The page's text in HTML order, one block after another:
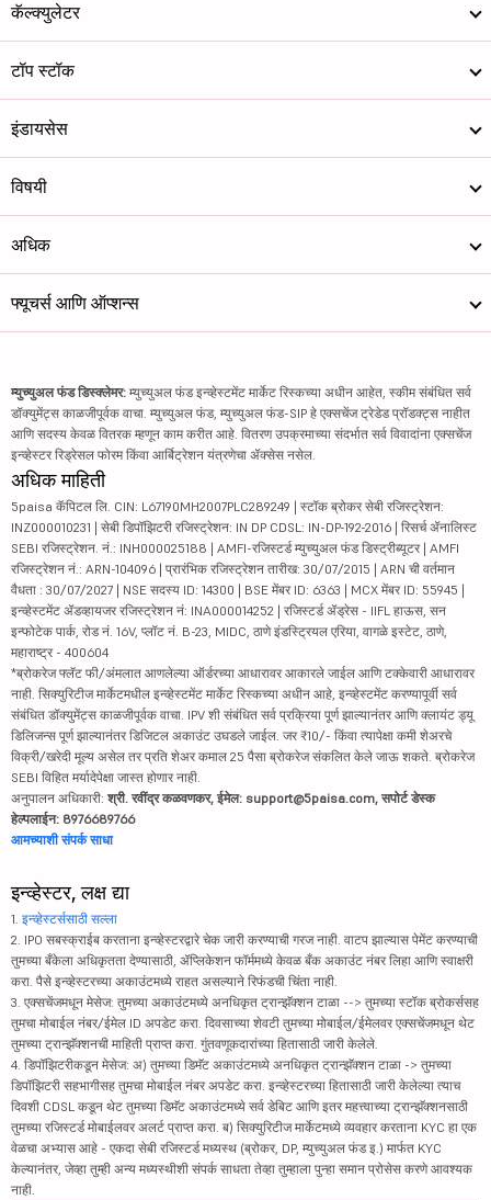
कॅल्क्युलेटर
टॉप स्टॉक
इंडायसेस
विषयी
अधिक
फ्यूचर्स आणि ऑप्शन्स
म्युच्युअल फंड डिस्क्लेमर: म्युच्युअल फंड इन्व्हेस्टमेंट मार्केट रिस्कच्या अधीन आहेत, स्कीम संबंधित सर्व
डॉक्युमेंट्स काळजीपूर्वक वाचा. म्युच्युअल फंड, म्युच्युअल फंड-SIP हे एक्सचेंज ट्रेडेड प्रॉडक्ट्स नाहीत
आणि सदस्य केवळ वितरक म्हणून काम करीत आहे. वितरण उपक्रमाच्या संदर्भात सर्व विवादांना एक्सचेंज
इन्व्हेस्टर रिड्रेसल फोरम किंवा आर्बिट्रेशन यंत्रणेचा ॲक्सेस नसेल.
अधिक माहिती
5paisa कॅपिटल लि. CIN: L67190MH2007PLC289249 | स्टॉक ब्रोकर सेबी रजिस्ट्रेशन:
INZ000010231 | सेबी डिपॉझिटरी रजिस्ट्रेशन: IN DP CDSL: IN-DP-192-2016 | रिसर्च ॲनालिस्ट
SEBI रजिस्ट्रेशन. नं.: INH000025188 | AMFI-रजिस्टर्ड म्युच्युअल फंड डिस्ट्रीब्यूटर | AMFI
रजिस्ट्रेशन नं.: ARN-104096 | प्रारंभिक रजिस्ट्रेशन तारीख: 30/07/2015 | ARN ची वर्तमान
वैधता : 30/07/2027 | NSE सदस्य ID: 14300 | BSE मेंबर ID: 6363 | MCX मेंबर ID: 55945 |
इन्व्हेस्टमेंट ॲडव्हायजर रजिस्ट्रेशन नं: INA000014252 | रजिस्टर्ड ॲड्रेस - IIFL हाऊस, सन
इन्फोटेक पार्क, रोड नं. 16V, प्लॉट नं. B-23, MIDC, ठाणे इंडस्ट्रियल एरिया, वागळे इस्टेट, ठाणे,
महाराष्ट्र - 400604
*ब्रोकरेज फ्लॅट फी/अंमलात आणलेल्या ऑर्डरच्या आधारावर आकारले जाईल आणि टक्केवारी आधारावर
नाही. सिक्युरिटीज मार्केटमधील इन्व्हेस्टमेंट मार्केट रिस्कच्या अधीन आहे, इन्व्हेस्टमेंट करण्यापूर्वी सर्व
संबंधित डॉक्युमेंट्स काळजीपूर्वक वाचा. IPV शी संबंधित सर्व प्रक्रिया पूर्ण झाल्यानंतर आणि क्लायंट ड्यू
डिलिजन्स पूर्ण झाल्यानंतर डिजिटल अकाउंट उघडले जाईल. जर ₹10/- किंवा त्यापेक्षा कमी शेअरचे
विक्री/खरेदी मूल्य असेल तर प्रति शेअर कमाल 25 पैसा ब्रोकरेज संकलित केले जाऊ शकते. ब्रोकरेज
SEBI विहित मर्यादेपेक्षा जास्त होणार नाही.
अनुपालन अधिकारी: श्री. रवींद्र कळवणकर, ईमेल: support@5paisa.com, सपोर्ट डेस्क
हेल्पलाईन: 8976689766
आमच्याशी संपर्क साधा
इन्व्हेस्टर, लक्ष द्या
1. इन्व्हेस्टर्ससाठी सल्ला
2. IPO सबस्क्राईब करताना इन्व्हेस्टरद्वारे चेक जारी करण्याची गरज नाही. वाटप झाल्यास पेमेंट करण्याची
तुमच्या बँकेला अधिकृतता देण्यासाठी, ॲप्लिकेशन फॉर्ममध्ये केवळ बँक अकाउंट नंबर लिहा आणि स्वाक्षरी
करा. पैसे इन्व्हेस्टरच्या अकाउंटमध्ये राहत असल्याने रिफंडची चिंता नाही.
3. एक्सचेंजमधून मेसेज: तुमच्या अकाउंटमध्ये अनधिकृत ट्रान्झॅक्शन टाळा --> तुमच्या स्टॉक ब्रोकर्ससह
तुमचा मोबाईल नंबर/ईमेल ID अपडेट करा. दिवसाच्या शेवटी तुमच्या मोबाईल/ईमेलवर एक्सचेंजमधून थेट
तुमच्या ट्रान्झॅक्शनची माहिती प्राप्त करा. गुंतवणूकदारांच्या हितासाठी जारी केलेले.
4. डिपॉझिटरीकडून मेसेज: अ) तुमच्या डिमॅट अकाउंटमध्ये अनधिकृत ट्रान्झॅक्शन टाळा -> तुमच्या
डिपॉझिटरी सहभागीसह तुमचा मोबाईल नंबर अपडेट करा. इन्व्हेस्टरच्या हितासाठी जारी केलेल्या त्याच
दिवशी CDSL कडून थेट तुमच्या डिमॅट अकाउंटमध्ये सर्व डेबिट आणि इतर महत्त्वाच्या ट्रान्झॅक्शनसाठी
तुमच्या रजिस्टर्ड मोबाईलवर अलर्ट प्राप्त करा. ब) सिक्युरिटीज मार्केटमध्ये व्यवहार करताना KYC हा एक
वेळचा अभ्यास आहे - एकदा सेबी रजिस्टर्ड मध्यस्थ (ब्रोकर, DP, म्युच्युअल फंड इ.) मार्फत KYC
केल्यानंतर, जेव्हा तुम्ही अन्य मध्यस्थीशी संपर्क साधता तेव्हा तुम्हाला पुन्हा समान प्रोसेस करणे आवश्यक
नाही.